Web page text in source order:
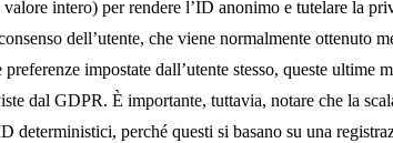
valore intero) per rendere l’ID anonimo e tutelare la
dell’utente, che viene normalmente ottenuto
preferenze impostate dall’utente stesso, queste ultime
dal GDPR. È importante, tuttavia, notare che la
deterministici, perché questi si basano su una